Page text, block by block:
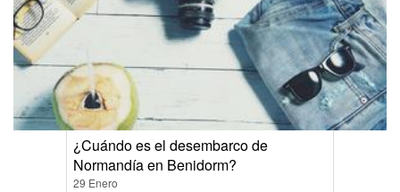
¿Cuándo es el desembarco de
Normandía en Benidorm?
29 Enero